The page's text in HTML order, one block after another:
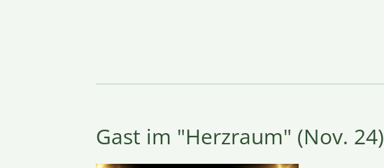
Gast im "Herzraum" (Nov. 24)